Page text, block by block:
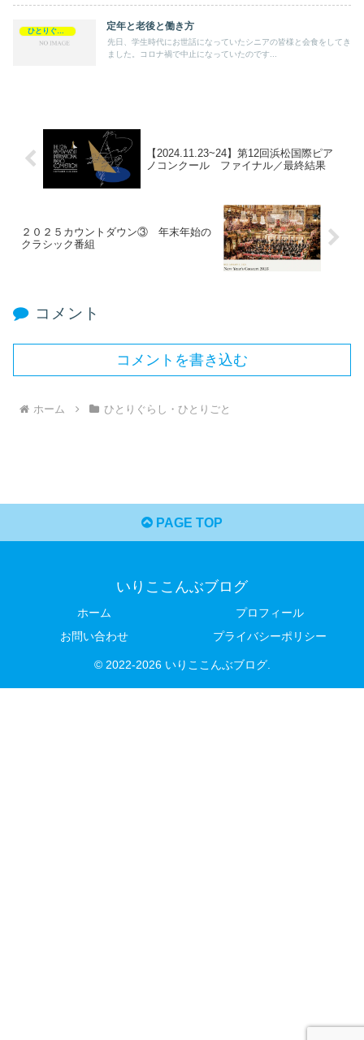
定年と老後と働き方
先日、学生時代にお世話になっていたシニアの皆様と会食をしてき
ました。コロナ禍で中止になっていたのです...
【2024.11.23~24】第12回浜松国際ピア
ノコンクール ファイナル／最終結果
２０２５カウントダウン③ 年末年始の
クラシック番組
コメント
コメントを書き込む
ホーム ひとりぐらし・ひとりごと
PAGE TOP
いりここんぶブログ
ホーム
プロフィール
お問い合わせ
プライバシーポリシー
© 2022-2026 いりここんぶブログ.